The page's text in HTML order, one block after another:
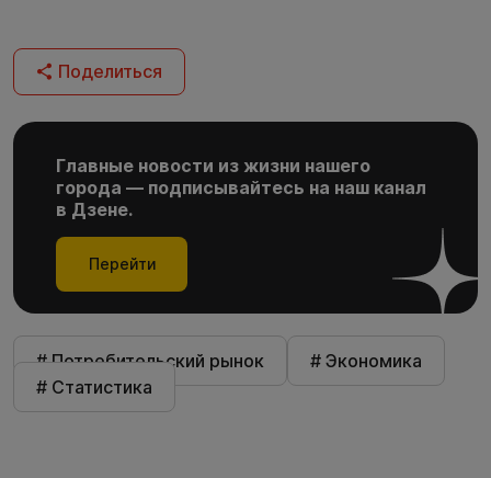
Поделиться
Главные новости из жизни нашего
города — подписывайтесь на наш канал
в Дзене.
Перейти
# Потребительский рынок
# Экономика
# Статистика